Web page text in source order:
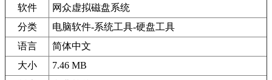
软件
网众虚拟磁盘系统
分类
电脑软件-系统工具-硬盘工具
语言
简体中文
大小
7.46 MB